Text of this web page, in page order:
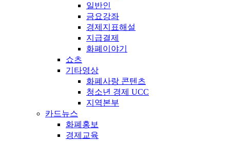
일반인
금요강좌
경제지표해설
지급결제
화폐이야기
쇼츠
기타영상
화폐사랑 콘텐츠
청소년 경제 UCC
지역본부
카드뉴스
화폐홍보
경제교육